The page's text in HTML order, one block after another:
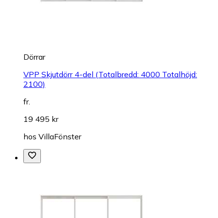
Dörrar
VPP Skjutdörr 4-del (Totalbredd: 4000 Totalhöjd:
2100)
fr.
19 495 kr
hos VillaFönster